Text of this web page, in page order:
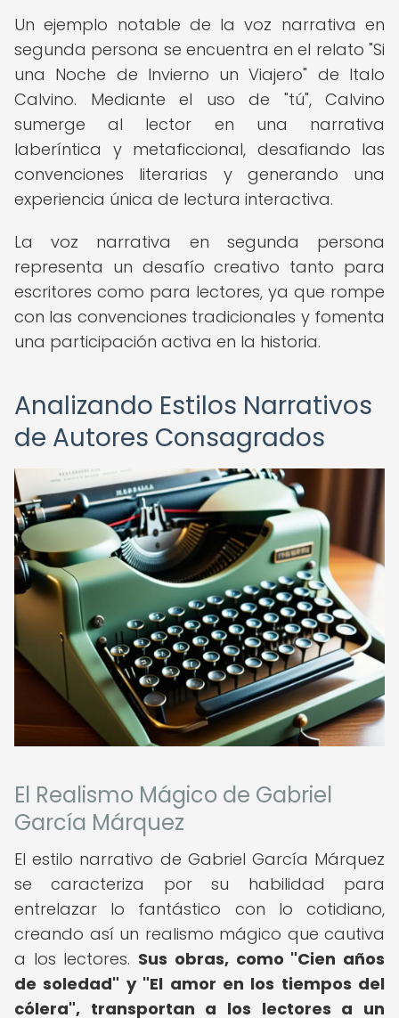
Un ejemplo notable de la voz narrativa en
segunda persona se encuentra en el relato "Si
una Noche de Invierno un Viajero" de Italo
Calvino. Mediante el uso de "tú", Calvino
sumerge al lector en una narrativa
laberíntica y metaficcional, desafiando las
convenciones literarias y generando una
experiencia única de lectura interactiva.
La voz narrativa en segunda persona
representa un desafío creativo tanto para
escritores como para lectores, ya que rompe
con las convenciones tradicionales y fomenta
una participación activa en la historia.
Analizando Estilos Narrativos
de Autores Consagrados
El Realismo Mágico de Gabriel
García Márquez
El estilo narrativo de Gabriel García Márquez
se caracteriza por su habilidad para
entrelazar lo fantástico con lo cotidiano,
creando así un realismo mágico que cautiva
a los lectores. Sus obras, como "Cien años
de soledad" y "El amor en los tiempos del
cólera", transportan a los lectores a un